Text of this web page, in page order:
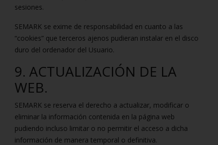
sesiones.
SEMARK se exime de responsabilidad en cuanto a las
“cookies” que terceros ajenos pudieran instalar en el disco
duro del ordenador del Usuario.
9. ACTUALIZACIÓN DE LA
WEB.
SEMARK se reserva el derecho a actualizar, modificar o
eliminar la información contenida en la página web
pudiendo incluso limitar o no permitir el acceso a dicha
información de manera temporal o definitiva.